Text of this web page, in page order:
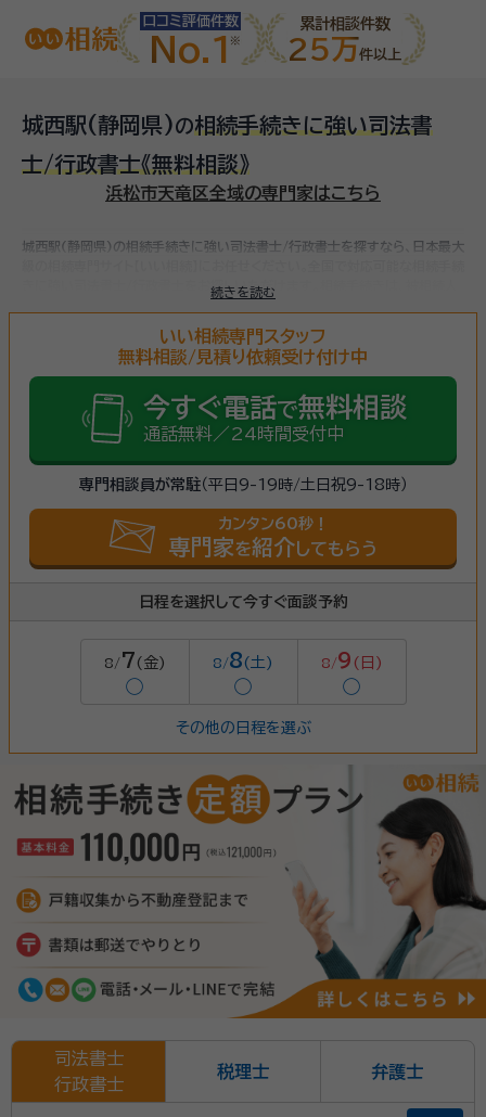
口コミ評価件数
No.1
累計相談件数
25万件以上
城西駅(静岡県)の相続手続きに強い司法書
士/行政書士《無料相談》
浜松市天竜区全域の専門家はこちら
続きを読む
城西駅(静岡県)の相続手続きに強い司法書士/行政書士を探すなら、日本最大
きに強い司法書士/行政書士をお探しいただけます。
財産が基礎控除額を超えていた場合）など多岐に渡るため、相続手続きに強い
まずは相談しましょう。
いい相続専門スタッフ
無料相談/見積り依頼受け付け中
今すぐ電話で無料相談
通話無料／24時間受付中
専門相談員が常駐（平日9-19時/土日祝9-18時）
カンタン60秒！
専門家を紹介 してもらう
日程を選択して今すぐ面談予約
8/7 (金)
◯
8/8(土)
◯
8/9 (日)
◯
その他の日程を選ぶ
司法書士
行政書士
税理士 弁護士